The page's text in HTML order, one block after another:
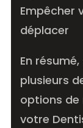
Empêcher
déplacer
En
plusieurs
options de
votre